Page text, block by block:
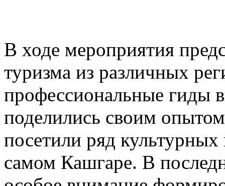
В ходе мероприятия
туризма из различных
профессиональные гиды
поделились своим
посетили ряд культурных
самом Кашгаре. В